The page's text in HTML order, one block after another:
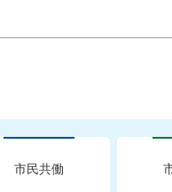
市民共働